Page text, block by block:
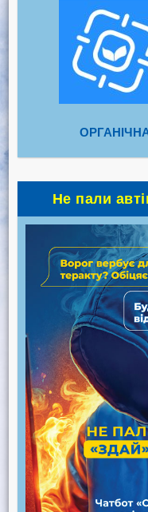
Не пали